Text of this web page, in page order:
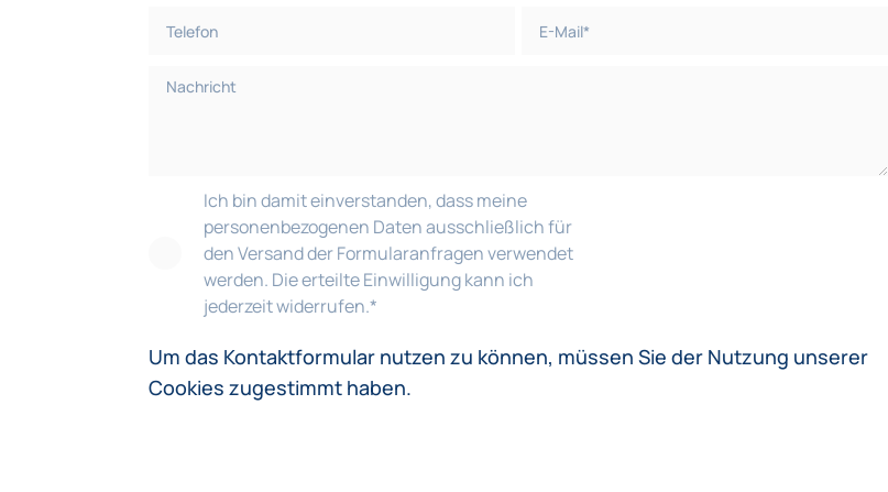
Ich bin damit einverstanden, dass meine
personenbezogenen Daten ausschließlich für
den Versand der Formularanfragen verwendet
werden. Die erteilte Einwilligung kann ich
jederzeit widerrufen.*
Um das Kontaktformular nutzen zu können, müssen Sie der Nutzung unserer
Cookies zugestimmt haben.